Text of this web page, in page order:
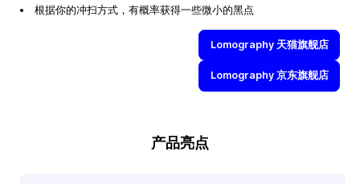
根据你的冲扫方式，有概率获得一些微小的黑点
Lomography 天猫旗舰店
Lomography 京东旗舰店
产品亮点